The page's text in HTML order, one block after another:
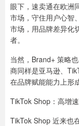
眼下，速卖通在欧洲
市场，守住用户心智
市场，用品牌差异化
者。
当然，Brand+ 策略
商同样是亚马逊、
在品牌赋能能力上形
TikTok Shop：高增
TikTok Shop 近来也